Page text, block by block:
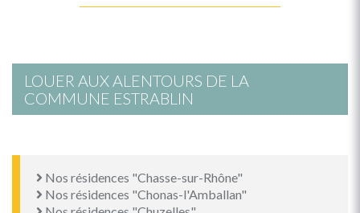
LOUER AUX ALENTOURS DE LA
COMMUNE ESTRABLIN
Nos résidences "Chasse-sur-Rhône"
Nos résidences "Chonas-l'Amballan"